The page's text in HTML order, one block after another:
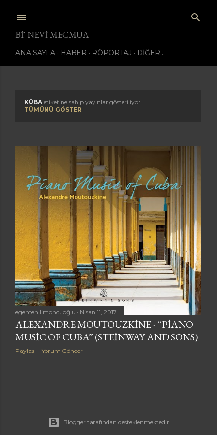
BI' NEVI MECMUA
ANA SAYFA HABER RÖPORTAJ DIĞER…
K
y
l
a
r
KÜBA etiketine sahip yayınlar gösteriliyor
TÜMÜNÜ GÖSTER
egemen limoncuoğlu Nisan 11, 2017
ALEXANDRE MOUTOUZKINE - “PIANO
MUSIC OF CUBA” (STEINWAY AND SONS)
Paylaş Yorum Gönder
ÖNCEKI KAYITLAR
Blogger tarafından desteklenmektedir